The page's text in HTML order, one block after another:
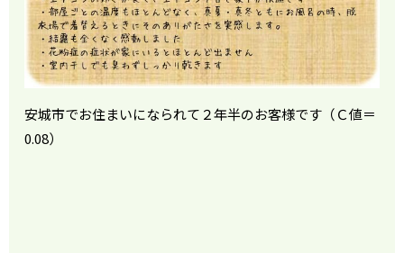
安城市でお住まいになられて２年半のお客様です（Ｃ値＝
0.08）